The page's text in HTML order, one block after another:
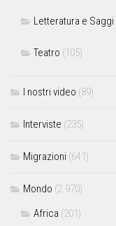
Letteratura e Saggi
Teatro (105)
I nostri video (89)
Interviste (235)
Migrazioni (641)
Mondo (2.970)
Africa (201)